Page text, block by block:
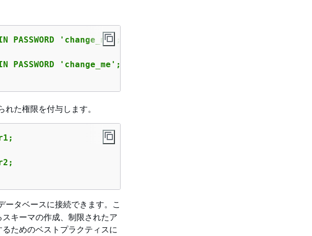
PASSWORD 'change_me';
PASSWORD 'change_me';
た権限を付与します。
ータベースに接続できます。こ
キーマの作成、制限されたア
ためのベストプラクティスに